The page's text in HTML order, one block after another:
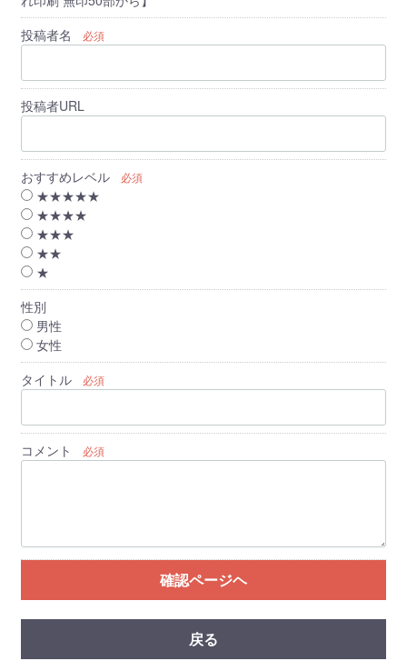
投稿者名
必須
投稿者URL
おすすめレベル 必須
★★★★★
★★★★
★★★
★★
★
性別
男性
女性
タイトル
必須
コメント 必須
確認ページヘ
戻る